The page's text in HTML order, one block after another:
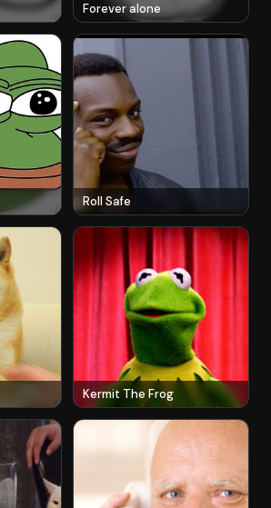
Forever alone
Roll Safe
Kermit The Frog